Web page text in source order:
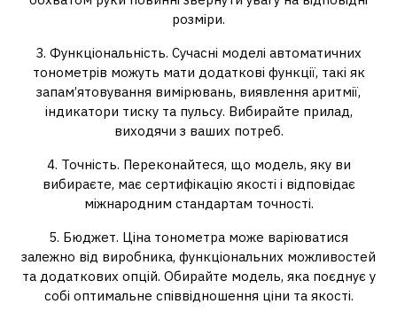
розміри.
3. Функціональність. Сучасні моделі автоматичних
тонометрів можуть мати додаткові функції, такі як
запам’ятовування вимірювань, виявлення аритмії,
індикатори тиску та пульсу. Вибирайте прилад,
виходячи з ваших потреб.
4. Точність. Переконайтеся, що модель, яку ви
вибираєте, має сертифікацію якості і відповідає
міжнародним стандартам точності.
5. Бюджет. Ціна тонометра може варіюватися
залежно від виробника, функціональних можливостей
та додаткових опцій. Обирайте модель, яка поєднує у
собі оптимальне співвідношення ціни та якості.